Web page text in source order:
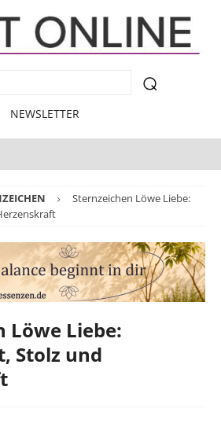
NEWSLETTER
Sternzeichen Löwe Liebe:
Löwe Liebe:
Stolz und